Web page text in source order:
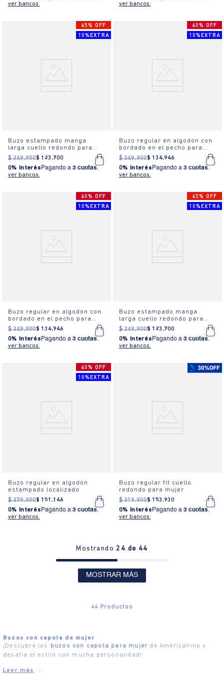
ver bancos.
ver bancos.
45% OFF
10%EXTRA
Buzo estampado manga
larga cuello redondo para
mujer
$ 249.900$ 123 .700
0% Interés Pagando a 3 cuotas.
ver bancos.
40% OFF
10%EXTRA
Buzo regular en algodón con
bordado en el pecho para
mujer
$ 249.900$ 134.946
0% Interés Pagando a 3 cuotas.
ver bancos.
40% OFF
10%EXTRA
Buzo regular en algodón con
bordado en el pecho para
mujer
$ 249.900$ 134.946
0% Interés Pagando a 3 cuotas.
ver bancos.
45% OFF
10%EXTRA
Buzo estampado manga
larga cuello redondo para
mujer
$ 249.900$ 123 .700
0% Interés Pagando a 3 cuotas.
ver bancos.
40% OFF
10%EXTRA
Buzo regular en algodón
estampado localizado
$ 279.900$ 151 .146
0% Interés Pagando a 3 cuotas.
ver bancos.
Buzo regular fit cuello
redondo para mujer
$ 219.900$ 153 .930
0% Interés Pagando a 3 cuotas.
ver bancos.
Mostrando24 de 44
MOSTRAR MÁS
44 Productos
Buzos con capota de mujer
¡Descubre los
buzos con capota para mujer de Americanino y
desafía el estilo con mucha personalidad!